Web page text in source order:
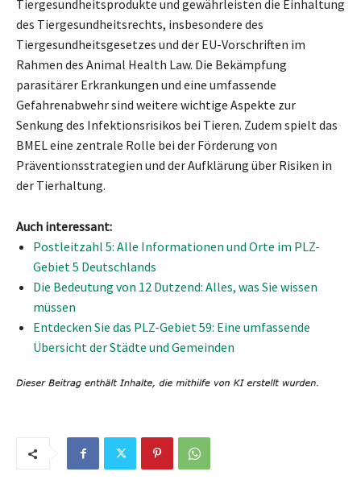
Tiergesundheitsprodukte und gewährleisten die Einhaltung
des Tiergesundheitsrechts, insbesondere des
Tiergesundheitsgesetzes und der EU-Vorschriften im
Rahmen des Animal Health Law. Die Bekämpfung
parasitärer Erkrankungen und eine umfassende
Gefahrenabwehr sind weitere wichtige Aspekte zur
Senkung des Infektionsrisikos bei Tieren. Zudem spielt das
BMEL eine zentrale Rolle bei der Förderung von
Präventionsstrategien und der Aufklärung über Risiken in
der Tierhaltung.
Auch interessant:
Postleitzahl 5: Alle Informationen und Orte im PLZ-
Gebiet 5 Deutschlands
Die Bedeutung von 12 Dutzend: Alles, was Sie wissen
müssen
Entdecken Sie das PLZ-Gebiet 59: Eine umfassende
Übersicht der Städte und Gemeinden